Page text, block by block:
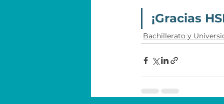
¡Gracias
Bachillerato y